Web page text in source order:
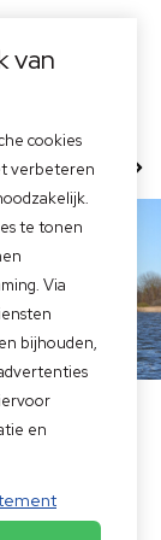
620 Tender
van
cookies
verbeteren
te tonen
Via
bijhouden,
en